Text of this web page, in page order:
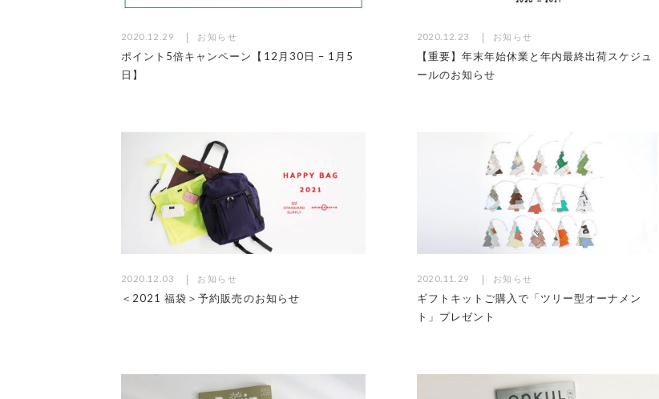
2020.12.29 お知らせ
ポイント5倍キャンペーン【12月30日 – 1月5
日】
2020.12.23 お知らせ
【重要】年末年始休業と年内最終出荷スケジュ
ールのお知らせ
2020.12.03 お知らせ
＜2021 福袋＞予約販売のお知らせ
2020.11.29 お知らせ
ギフトキットご購入で「ツリー型オーナメン
ト」プレゼント